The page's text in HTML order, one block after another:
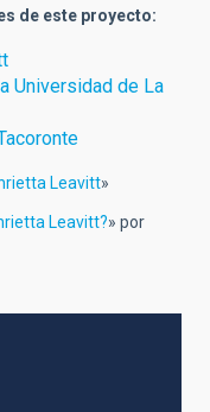
de este proyecto:
Universidad de La
Leavitt»
Leavitt?» por